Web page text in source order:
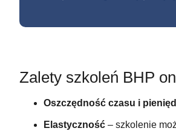
Zalety szkoleń BHP
Oszczędność czasu i
Elastyczność – szkolenie